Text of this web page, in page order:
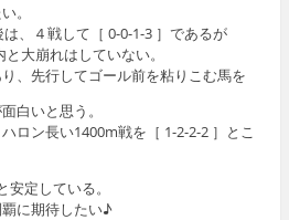
。
、４戦して［ 0-0-1-3 ］であるが
大崩れはしていない。
、先行してゴール前を粘りこむ馬を
白いと思う。
ロン長い1400m戦を［ 1-2-2-2 ］とこ
定している。
に期待したい♪